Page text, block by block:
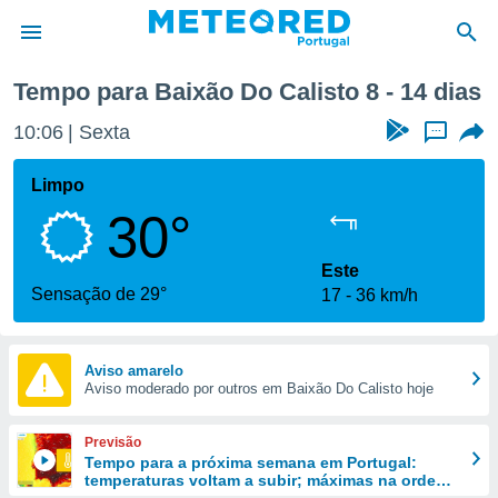
da
foi
fornecidas
a este
das
e
forma
digital
Tempo para Baixão Do Calisto 8 - 14 dias
10:06 Sexta ...
Limpo
30°
Sensação de 29°
Este
17
36 km/h
Aviso amarelo
Aviso moderado por outros em Baixão Do Calisto hoje
Previsão
Tempo para a próxima semana em Portugal:
temperaturas voltam a subir; máximas na ordem